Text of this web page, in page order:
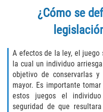
Sello de
Petición
Conducir Bajo
(DUID)
¿Cómo se
A efectos de la ley, el juego
la cual un individuo
objetivo de conservarlas
mayor. Es importante
estos juegos el
seguridad de que